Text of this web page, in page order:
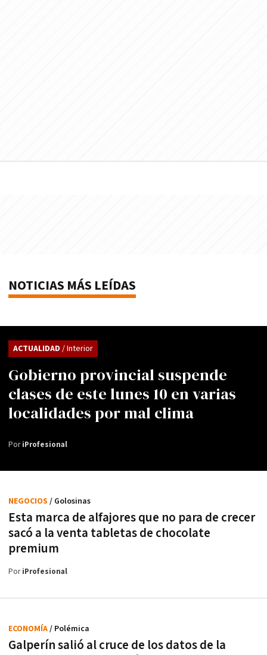
NOTICIAS MÁS LEÍDAS
Gobierno provincial suspende
clases de este lunes 10 en varias
localidades por mal clima
ACTUALIDAD / Interior
PoriProfesional
Esta marca de alfajores que no para de crecer
sacó a la venta tabletas de chocolate
premium
NEGOCIOS / Golosinas
PoriProfesional
Galperín salió al cruce de los datos de la
ECONOMÍA/ Polémica